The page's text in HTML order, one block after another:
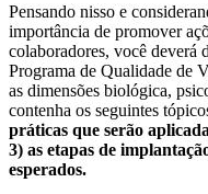
Pensando nisso e
importância de promover
colaboradores, você deverá
Programa de Qualidade de
as dimensões biológica,
contenha os seguintes
práticas que serão
3) as etapas de
esperados.